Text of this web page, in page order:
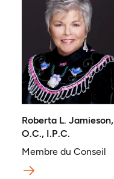
Roberta L. Jamieson,
O.C., I.P.C.
Membre du Conseil